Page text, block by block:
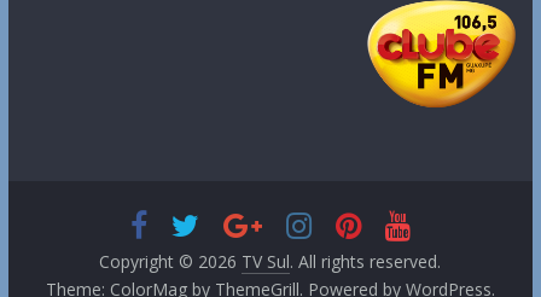
Copyright © 2026 TV Sul. All rights reserved.
Theme: ColorMagby ThemeGrill. Powered by WordPress.